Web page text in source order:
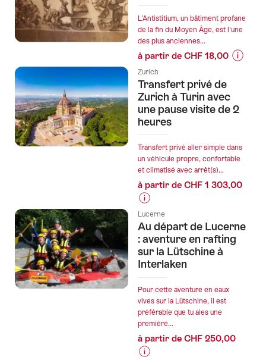
Lucerne"
de
l’offre
""Beat
the
Bride"
à
Bâle
:
un
de
vie
de
jeune
fille
plein
d'action"
L'Antistitium, un bâtiment profane
de la fin du Moyen Âge, est l'une
des plus anciennes...
à partir de CHF 18,00
prix
im
Zurich
Transfert privé de
Zurich à Turin avec
une pause visite de 2
heures
Transfert privé aller simple dans
un véhicule propre, confortable
et climatisé avec arrêt(s)...
à partir de CHF 1 303,00
Informations
sur
les
prix
de
"Transfert
privé
de
Zurich
à
Turin
Lucerne
Au départ de Lucerne
: aventure en rafting
sur la Lütschine à
Interlaken
Pour cette aventure en eaux
vives sur la Lütschine, il est
préférable que tu aies une
première...
à partir de CHF 250,00